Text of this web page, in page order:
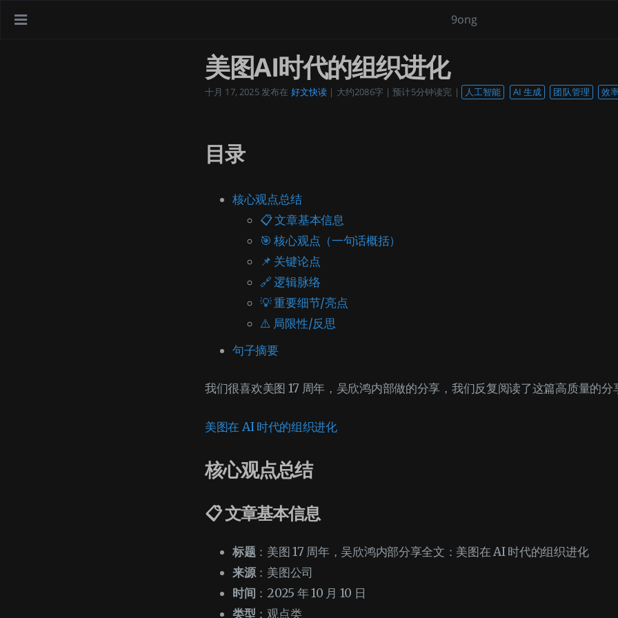
9ong
美图AI时代的组织进化
十月 17, 2025发布在 好文快读 | 大约2086字 | 预计5分钟读完 | 人工智能 AI 生成 团队管理 效
目录
核心观点总结
📋 文章基本信息
🎯 核心观点（一句话概括）
📌 关键论点
🔗 逻辑脉络
💡 重要细节/亮点
⚠️ 局限性/反思
句子摘要
我们很喜欢美图 17 周年，吴欣鸿内部做的分享，我们反复阅读了这篇高质量的分
美图在 AI 时代的组织进化
核心观点总结
📋 文章基本信息
标题：美图 17 周年，吴欣鸿内部分享全文：美图在 AI 时代的组织进化
来源：美图公司
时间 ：2025 年 10 月 10 日
类型 ：观点类